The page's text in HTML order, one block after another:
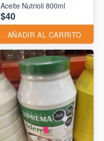
Aceite Nutrioli 800ml
$40
AÑADIR AL CARRITO